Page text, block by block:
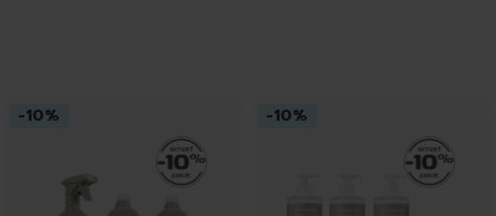
-10% -10%